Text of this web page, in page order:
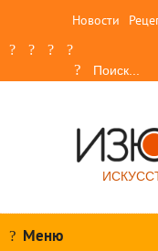
Новости
Меню